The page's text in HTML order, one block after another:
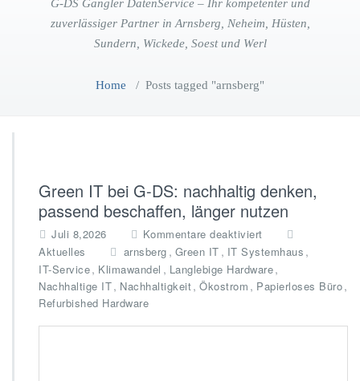
G-DS Gängler DatenService – Ihr kompetenter und
zuverlässiger Partner in Arnsberg, Neheim, Hüsten,
Sundern, Wickede, Soest und Werl
Home / Posts tagged "arnsberg"
Green IT bei G-DS: nachhaltig denken,
passend beschaffen, länger nutzen
Juli 8,2026 Kommentare deaktiviert
ü
r
G
e
Aktuelles arnsberg , Green IT , IT Systemhaus ,
IT-Service, Klimawandel , Langlebige Hardware,
Nachhaltige IT, Nachhaltigkeit, Ökostrom , Papierloses Büro,
Refurbished Hardware